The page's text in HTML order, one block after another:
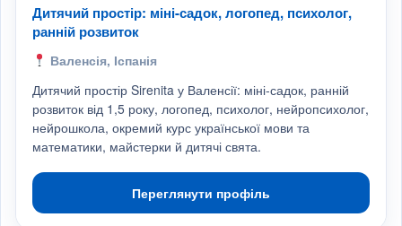
Дитячий простір: міні-садок, логопед, психолог,
ранній розвиток
Валенсія, Іспанія
Дитячий простір Sirenita у Валенсії: міні-садок, ранній
розвиток від 1,5 року, логопед, психолог, нейропсихолог,
нейрошкола, окремий курс української мови та
математики, майстерки й дитячі свята.
Переглянути профіль